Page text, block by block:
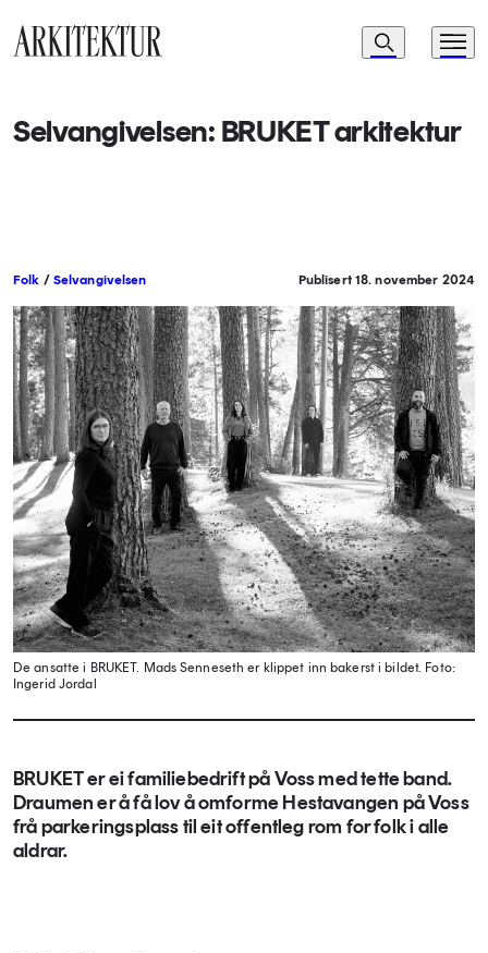
Navigasjon
Søk Meny
Selvangivelsen: BRUKET arkitektur
Folk / Selvangivelsen Publisert 18. november 2024
De ansatte i BRUKET. Mads Senneseth er klippet inn bakerst i bildet. Foto:
Ingerid Jordal
BRUKET er ei familiebedrift på Voss med tette band.
Draumen er å få lov å omforme Hestavangen på Voss
frå parkeringsplass til eit offentleg rom for folk i alle
aldrar.